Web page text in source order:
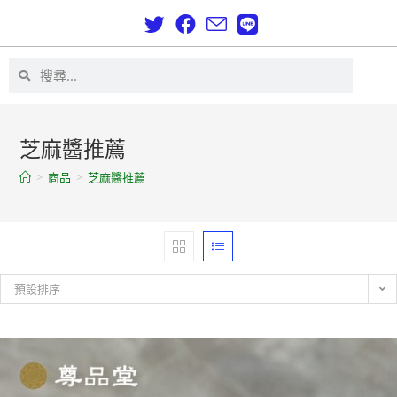
芝麻醬推薦
> 商品 > 芝麻醬推薦
預設排序